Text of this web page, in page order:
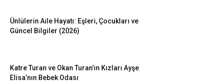
Ünlülerin Aile Hayatı: Eşleri, Çocukları ve
Güncel Bilgiler (2026)
Katre Turan ve Okan Turan’ın Kızları Ayşe
Elisa’nın Bebek Odası